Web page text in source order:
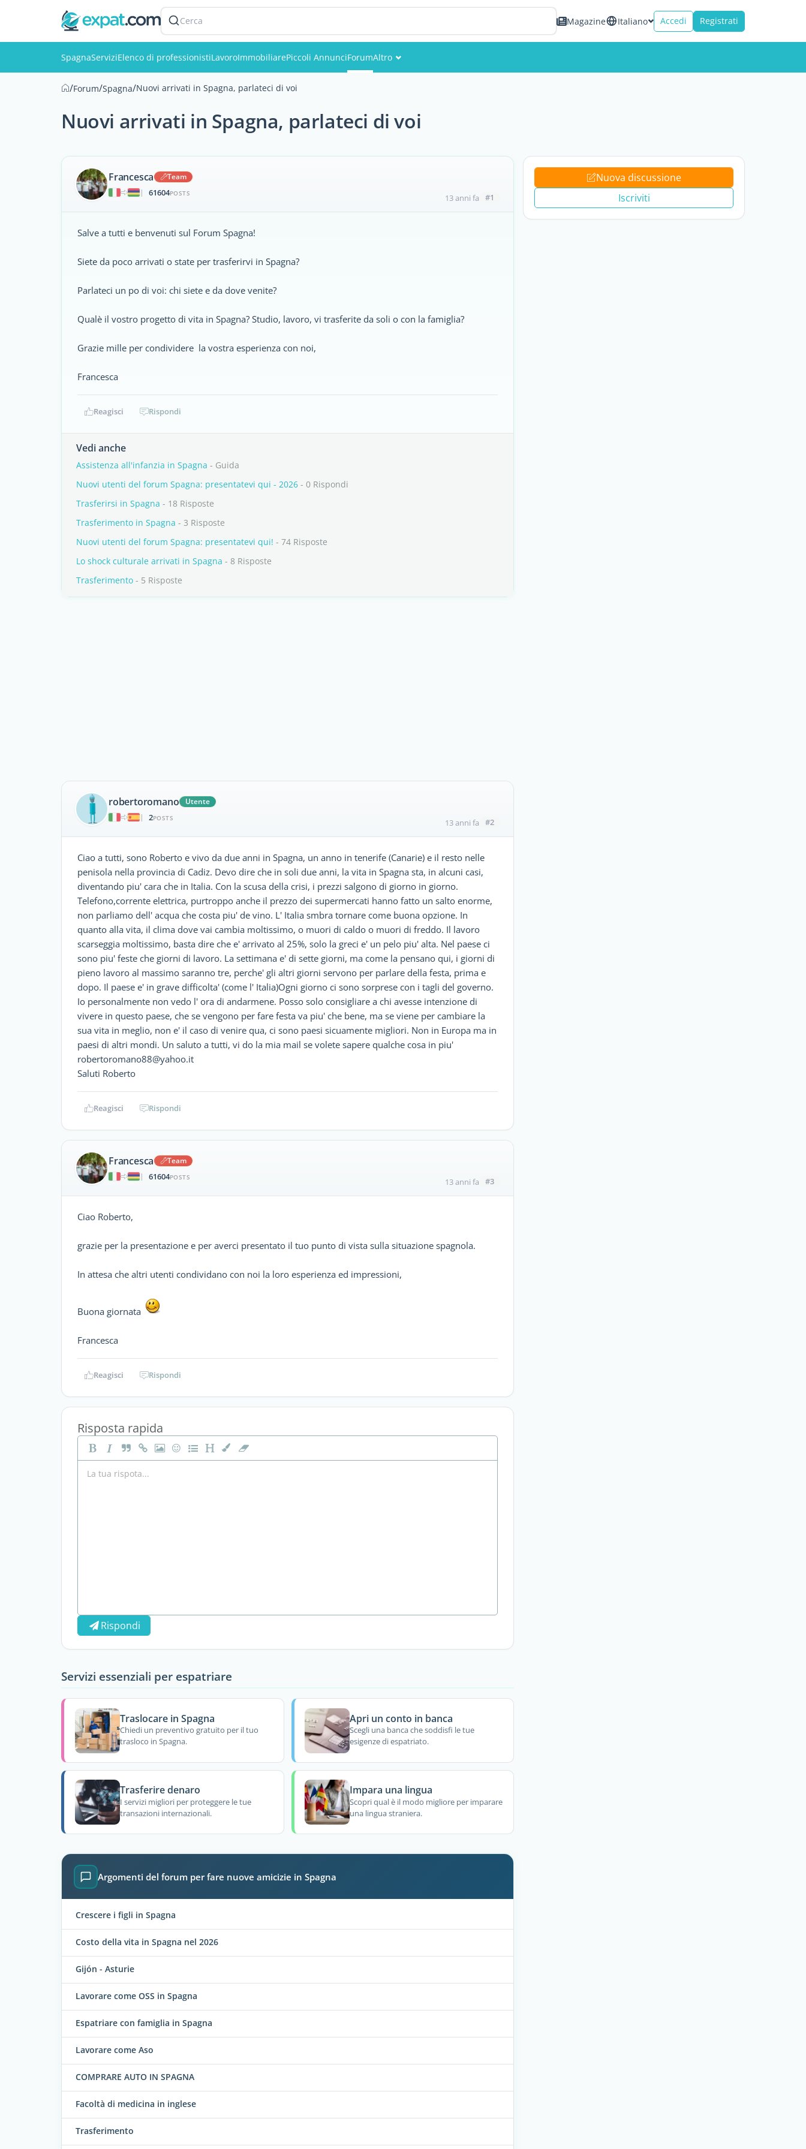
Cerca Magazine Italiano Accedi Registrati
SpagnaServiziElenco di professionistiLavoroImmobiliarePiccoli AnnunciForumAltro
Utenti
/Forum/Spagna/Nuovi arrivati in Spagna, parlateci di voi
Nuovi arrivati in Spagna, parlateci di voi
Francesca
Team
|
61604POSTS 13 anni fa #1
Salve a tutti e benvenuti sul Forum Spagna!
Siete da poco arrivati o state per trasferirvi in Spagna?
Parlateci un po di voi: chi siete e da dove venite?
Qualè il vostro progetto di vita in Spagna? Studio, lavoro, vi trasferite da soli o con la famiglia?
Grazie mille per condividere la vostra esperienza con noi,
Francesca
Reagisci Rispondi
Vedi anche
Assistenza all'infanzia in Spagna - Guida
Nuovi utenti del forum Spagna: presentatevi qui - 2026 - 0 Rispondi
Trasferirsi in Spagna - 18 Risposte
Trasferimento in Spagna - 3 Risposte
Nuovi utenti del forum Spagna: presentatevi qui! - 74 Risposte
Lo shock culturale arrivati in Spagna - 8 Risposte
Trasferimento - 5 Risposte
robertoromano
Utente
|
2POSTS 13 anni fa #2
Ciao a tutti, sono Roberto e vivo da due anni in Spagna, un anno in tenerife (Canarie) e il resto nelle
penisola nella provincia di Cadiz. Devo dire che in soli due anni, la vita in Spagna sta, in alcuni casi,
diventando piu' cara che in Italia. Con la scusa della crisi, i prezzi salgono di giorno in giorno.
Telefono,corrente elettrica, purtroppo anche il prezzo dei supermercati hanno fatto un salto enorme,
non parliamo dell' acqua che costa piu' de vino. L' Italia smbra tornare come buona opzione. In
quanto alla vita, il clima dove vai cambia moltissimo, o muori di caldo o muori di freddo. Il lavoro
scarseggia moltissimo, basta dire che e' arrivato al 25%, solo la greci e' un pelo piu' alta. Nel paese ci
sono piu' feste che giorni di lavoro. La settimana e' di sette giorni, ma come la pensano qui, i giorni di
pieno lavoro al massimo saranno tre, perche' gli altri giorni servono per parlare della festa, prima e
dopo. Il paese e' in grave difficolta' (come l' Italia)Ogni giorno ci sono sorprese con i tagli del governo.
Io personalmente non vedo l' ora di andarmene. Posso solo consigliare a chi avesse intenzione di
vivere in questo paese, che se vengono per fare festa va piu' che bene, ma se viene per cambiare la
sua vita in meglio, non e' il caso di venire qua, ci sono paesi sicuamente migliori. Non in Europa ma in
paesi di altri mondi. Un saluto a tutti, vi do la mia mail se volete sapere qualche cosa in piu'
robertoromano88@yahoo.it
Saluti Roberto
Reagisci Rispondi
Francesca
Team
|
61604POSTS 13 anni fa #3
Ciao Roberto,
grazie per la presentazione e per averci presentato il tuo punto di vista sulla situazione spagnola.
In attesa che altri utenti condividano con noi la loro esperienza ed impressioni,
Buona giornata
Francesca
Reagisci Rispondi
Risposta rapida
Rispondi
Servizi essenziali per espatriare
Traslocare in Spagna
Chiedi un preventivo gratuito per il tuo
trasloco in Spagna.
Apri un conto in banca
Scegli una banca che soddisfi le tue
esigenze di espatriato.
Trasferire denaro
I servizi migliori per proteggere le tue
transazioni internazionali.
Impara una lingua
Scopri qual è il modo migliore per imparare
una lingua straniera.
Argomenti del forum per fare nuove amicizie in Spagna
Crescere i figli in Spagna
Costo della vita in Spagna nel 2026
Gijón - Asturie
Lavorare come OSS in Spagna
Espatriare con famiglia in Spagna
Lavorare come Aso
COMPRARE AUTO IN SPAGNA
Facoltà di medicina in inglese
Trasferimento
Nuova discussione
Iscriviti